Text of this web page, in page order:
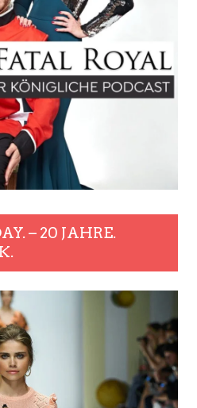
– 20 JAHRE.